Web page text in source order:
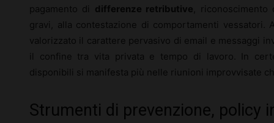
pagamento di differenze retributive ,
gravi, alla contestazione di comportamenti vessatori.
valorizzato il carattere pervasivo di email e messaggi
il confine tra vita privata e tempo di lavoro. In
disponibili si manifesta più nelle riunioni improvvisate
Strumenti di prevenzione, policy